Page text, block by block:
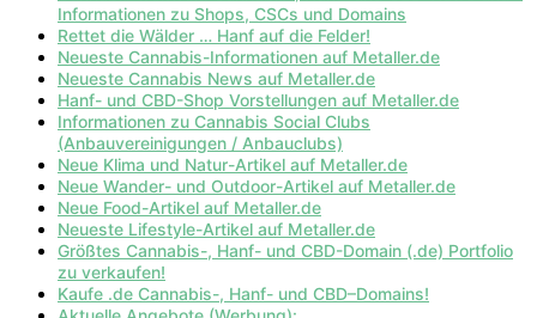
Informationen zu Shops, CSCs und Domains
Rettet die Wälder … Hanf auf die Felder!
Neueste Cannabis-Informationen auf Metaller.de
Neueste Cannabis News auf Metaller.de
Hanf- und CBD-Shop Vorstellungen auf Metaller.de
Informationen zu Cannabis Social Clubs
(Anbauvereinigungen / Anbauclubs)
Neue Klima und Natur-Artikel auf Metaller.de
Neue Wander- und Outdoor-Artikel auf Metaller.de
Neue Food-Artikel auf Metaller.de
Neueste Lifestyle-Artikel auf Metaller.de
Größtes Cannabis-, Hanf- und CBD-Domain (.de) Portfolio
zu verkaufen!
Kaufe .de Cannabis-, Hanf- und CBD–Domains!